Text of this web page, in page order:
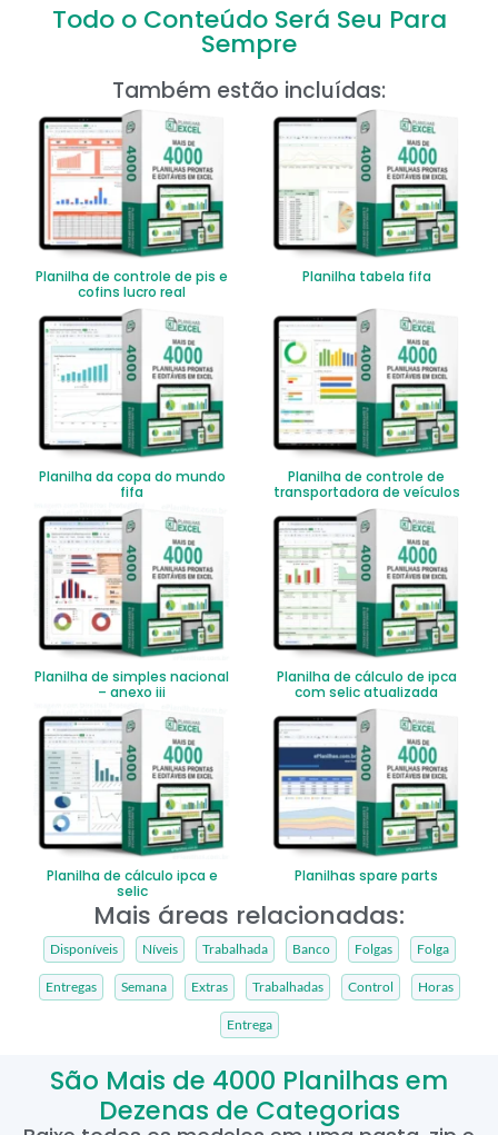
Todo o Conteúdo Será Seu Para
Sempre
Também estão incluídas:
Planilha de controle de pis e
cofins lucro real
Planilha tabela fifa
Planilha da copa do mundo
fifa
Planilha de controle de
transportadora de veículos
Planilha de simples nacional
– anexo iii
Planilha de cálculo de ipca
com selic atualizada
Planilha de cálculo ipca e
selic
Planilhas spare parts
Mais áreas relacionadas:
Disponíveis Níveis Trabalhada Banco Folgas Folga
Entregas Semana Extras Trabalhadas Control Horas
Entrega
São Mais de 4000 Planilhas em
Dezenas de Categorias